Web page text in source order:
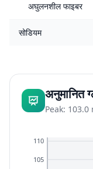
अघुलनशील फाइबर
सोडियम
अनुमानित
Peak: 103.0
105
110